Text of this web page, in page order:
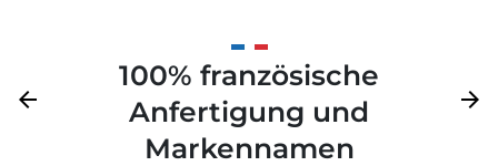
Zurück
arrow_back
100% französische
Anfertigung und
Markennamen
Weiter
arrow_forward